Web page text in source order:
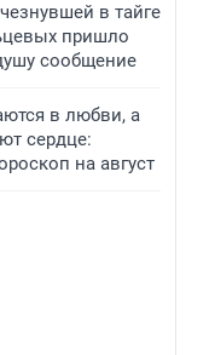
в тайге
пришло
сообщение
в любви, а
сердце:
на август